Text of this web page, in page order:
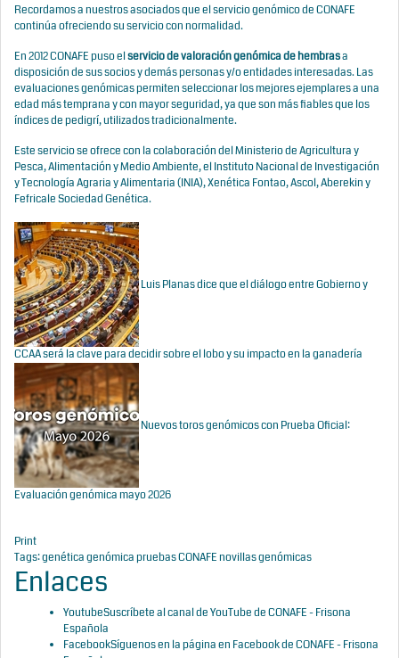
Recordamos a nuestros asociados que el servicio genómico de CONAFE
continúa ofreciendo su servicio con normalidad.
En 2012 CONAFE puso elservicio de valoración genómica de hembrasa
disposición de sus socios y demás personas y/o entidades interesadas. Las
evaluaciones genómicas permiten seleccionar los mejores ejemplares a una
edad más temprana y con mayor seguridad, ya que son más fiables que los
índices de pedigrí, utilizados tradicionalmente.
Este servicio se ofrece con la colaboración del Ministerio de Agricultura y
Pesca, Alimentación y Medio Ambiente, el Instituto Nacional de Investigación
y Tecnología Agraria y Alimentaria (INIA), Xenética Fontao, Ascol, Aberekin y
Fefricale Sociedad Genética.
Luis Planas dice que el diálogo entre Gobierno y
CCAA será la clave para decidir sobre el lobo y su impacto en la ganadería
Nuevos toros genómicos con Prueba Oficial:
Evaluación genómica mayo 2026
Print
Tags:genéticagenómicapruebas CONAFEnovillas genómicas
Enlaces
YoutubeSuscríbete al canal de YouTube de CONAFE - Frisona
Española
FacebookSíguenos en la página en Facebook de CONAFE - Frisona